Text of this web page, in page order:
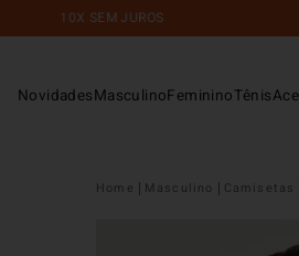
SEM JUROS FRETE
NovidadesMasculinoFemininoTênis
Masculino Camisetas